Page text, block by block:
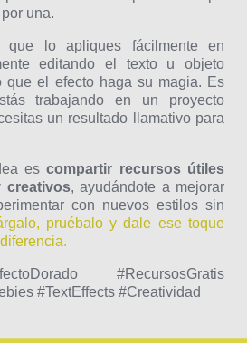
una.
que lo apliques fácilmente en
editando el texto u objeto
que el efecto haga su magia. Es
trabajando en un proyecto
un resultado llamativo para
escompartir recursos útiles
creativos, ayudándote a mejorar
con nuevos estilos sin
pruébalo y dale ese toque
#RecursosGratis
#TextEffects #Creatividad